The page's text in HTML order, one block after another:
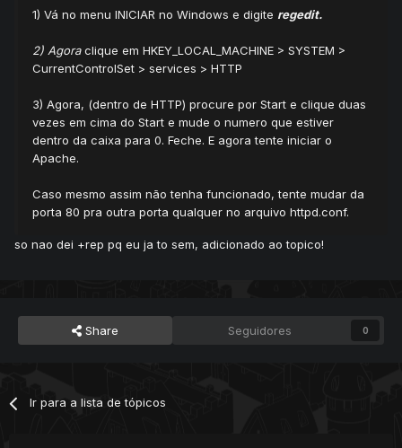
1) Vá no menu INICIAR no Windows e digite regedit.
2) Agoraclique em HKEY_LOCAL_MACHINE > SYSTEM >
CurrentControlSet > services > HTTP
3) Agora, (dentro de HTTP) procure por Start e clique duas
vezes em cima do Start e mude o numero que estiver
dentro da caixa para 0. Feche. E agora tente iniciar o
Apache.
Caso mesmo assim não tenha funcionado, tente mudar da
porta 80 pra outra porta qualquer no arquivo httpd.conf.
so nao dei +rep pq eu ja to sem, adicionado ao topico!
Share Seguidores 0
Ir para a lista de tópicos